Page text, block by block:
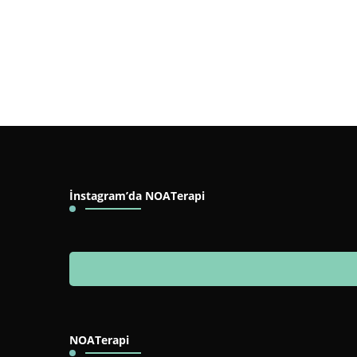
İnstagram’da NOATerapi
NOATerapi